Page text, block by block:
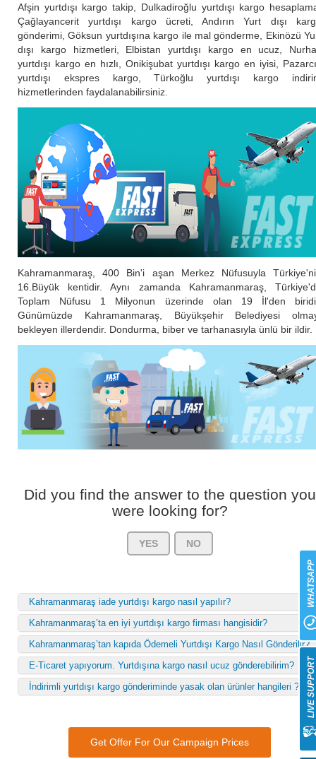
Afşin yurtdışı kargo takip, Dulkadiroğlu yurtdışı kargo
Çağlayancerit yurtdışı kargo ücreti, Andırın Yurt dışı
gönderimi, Göksun yurtdışına kargo ile mal gönderme, Ekinözü
dışı kargo hizmetleri, Elbistan yurtdışı kargo en ucuz,
yurtdışı kargo en hızlı, Onikişubat yurtdışı kargo en iyisi,
yurtdışı ekspres kargo, Türkoğlu yurtdışı kargo
hizmetlerinden faydalanabilirsiniz.
Kahramanmaraş, 400 Bin'i aşan Merkez Nüfusuyla
16.Büyük kentidir. Aynı zamanda Kahramanmaraş,
Toplam Nüfusu 1 Milyonun üzerinde olan 19 İl'den
Günümüzde Kahramanmaraş, Büyükşehir Belediyesi
bekleyen illerdendir. Dondurma, biber ve tarhanasıyla ünlü bir ildir.
Did you find the answer to the question you
were looking for?
YES NO
Kahramanmaraş iade yurtdışı kargo nasıl yapılır?
Kahramanmaraş’ta en iyi yurtdışı kargo firması hangisidir?
Kahramanmaraş’tan kapıda Ödemeli Yurtdışı Kargo Nasıl Gönderilir?
E-Ticaret yapıyorum. Yurtdışına kargo nasıl ucuz gönderebilirim?
İndirimli yurtdışı kargo gönderiminde yasak olan ürünler hangileri ?
Get Offer For Our Campaign Prices
LIVE SUPPORT
WHATSAPP